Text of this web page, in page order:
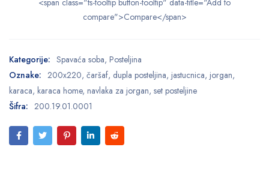
compare">Compare</span>
Kategorije: Spavaća soba, Posteljina
Oznake: 200x220, čaršaf, dupla posteljina, jastucnica, jorgan,
karaca, karaca home, navlaka za jorgan, set posteljine
Šifra: 200.19.01.0001